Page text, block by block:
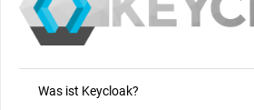
Was ist Keycloak?